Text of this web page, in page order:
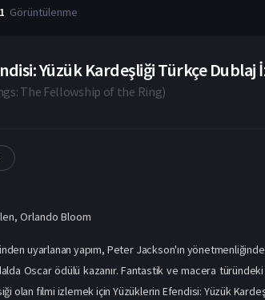
Görüntülenme
Yüzük Kardeşliği Türkçe Dublaj
The Fellowship of the Ring)
,Orlando Bloom
uyarlanan yapım, Peter Jackson'ın yönetmenliğinde
Oscar ödülü kazanır. Fantastik ve macera
olan filmi izlemek için Yüzüklerin Efendisi: Yüzük